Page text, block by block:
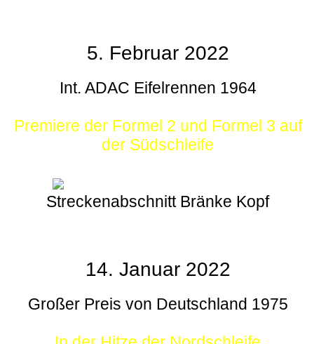
5. Februar 2022
Int. ADAC Eifelrennen 1964
Premiere der Formel 2 und Formel 3 auf
der Südschleife
Streckenabschnitt Bränke Kopf
14. Januar 2022
Großer Preis von Deutschland 1975